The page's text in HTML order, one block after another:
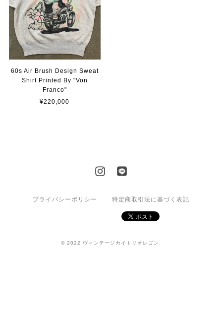
60s Air Brush Design Sweat
Shirt Printed By "Von
Franco"
¥220,000
プライバシーポリシー 特定商取引法に基づく表記
© 2022 ヴィンテージカイトリオレゴン.